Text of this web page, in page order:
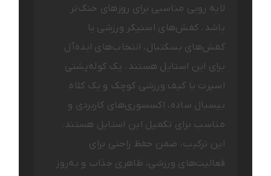
لایه رویی مناسبی برای روزهای خنک‌تر
باشد. کفش‌های اسنیکر ورزشی یا
کفش‌های بسکتبال، انتخاب‌های ایده‌آل
برای این استایل هستند. یک کوله‌پشتی
اسپرت یا کیف ورزشی کوچک و یک کلاه
بیسبال ساده، اکسسوری‌های کاربردی و
مناسب برای تکمیل این استایل هستند.
این ترکیب، ضمن حفظ راحتی برای
فعالیت‌های ورزشی، ظاهری جذاب و به‌روز